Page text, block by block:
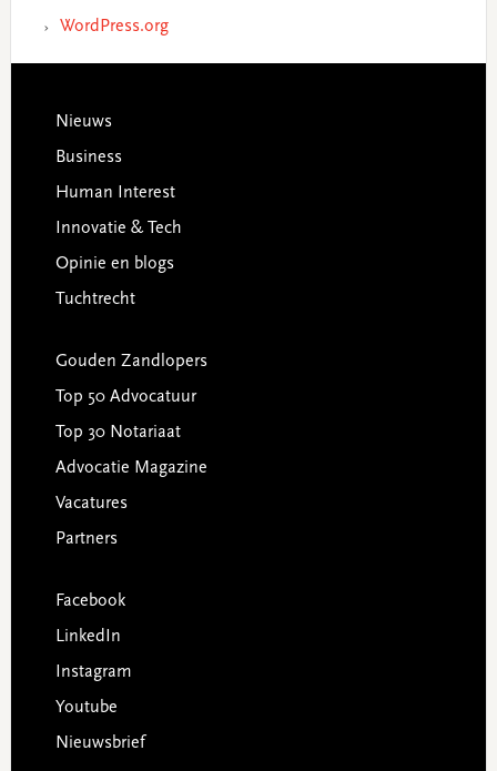
WordPress.org
Footer
Nieuws
Business
Human Interest
Innovatie & Tech
Opinie en blogs
Tuchtrecht
Gouden Zandlopers
Top 50 Advocatuur
Top 30 Notariaat
Advocatie Magazine
Vacatures
Partners
Facebook
LinkedIn
Instagram
Youtube
Nieuwsbrief